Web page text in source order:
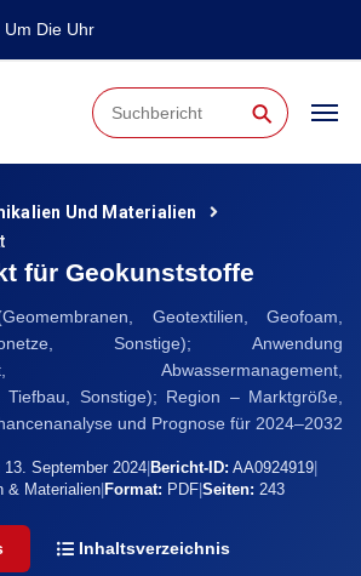
Die Uhr
⚲
Und Materialien
für Geokunststoffe
Geotextilien, Geofoam,
Sonstige); Anwendung
Abwassermanagement,
Tiefbau, Sonstige); Region – Marktgröße,
und Prognose für 2024–2032
13. September 2024 Bericht-ID: AA0924919
& Materialien Format: PDF Seiten: 243
Inhaltsverzeichnis